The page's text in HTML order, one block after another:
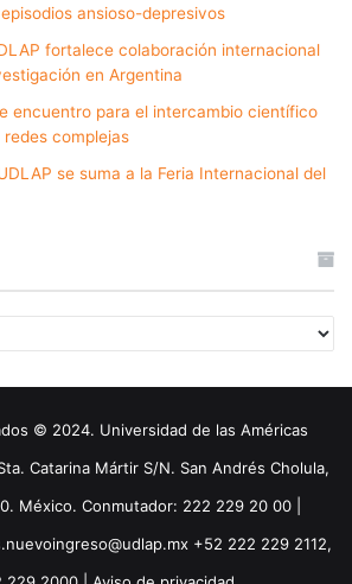
ansioso-depresivos
fortalece colaboración internacional
en Argentina
encuentro para el intercambio científico
complejas
se suma a la Feria Internacional del
© 2024. Universidad de las Américas
Catarina Mártir S/N. San Andrés Cholula,
México. Conmutador: 222 229 20 00 |
+52 222 229 2112,